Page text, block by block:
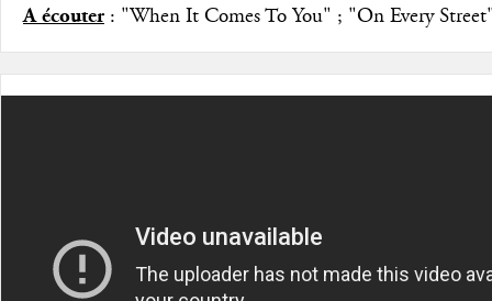
A écouter : "When It Comes To You" ; "On Every